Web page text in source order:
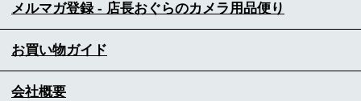
メルマガ登録 - 店長おぐらのカメラ用品便り
お買い物ガイド
会社概要